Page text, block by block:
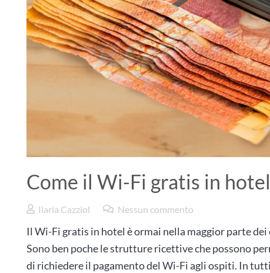
Come il Wi-Fi gratis in
Ilaria Cazziol Nessun commento
Il Wi-Fi gratis in hotel è ormai nella maggior parte
Sono ben poche le strutture ricettive che possono
di richiedere il pagamento del Wi-Fi agli ospiti. In